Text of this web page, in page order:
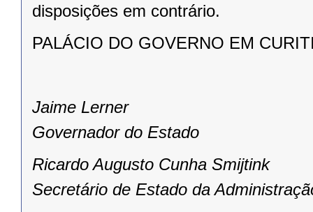
disposições em contrário.
PALÁCIO DO GOVERNO EM
Jaime Lerner
Governador do Estado
Ricardo Augusto Cunha Smijtink
Secretário de Estado da